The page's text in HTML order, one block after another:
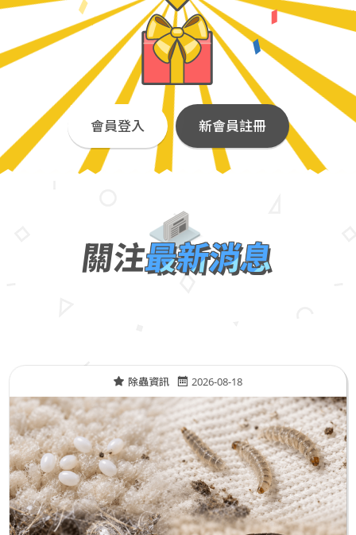
會員登入 新會員註冊
關注最新消息
除蟲資訊 2026-08-18